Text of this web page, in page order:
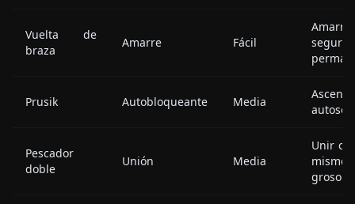
Vuelta de
braza
Amarre Fácil
Amarre
seguro
Prusik Autobloqueante Media
Pescador
doble
Unión Media
Unir
mismo
grosor